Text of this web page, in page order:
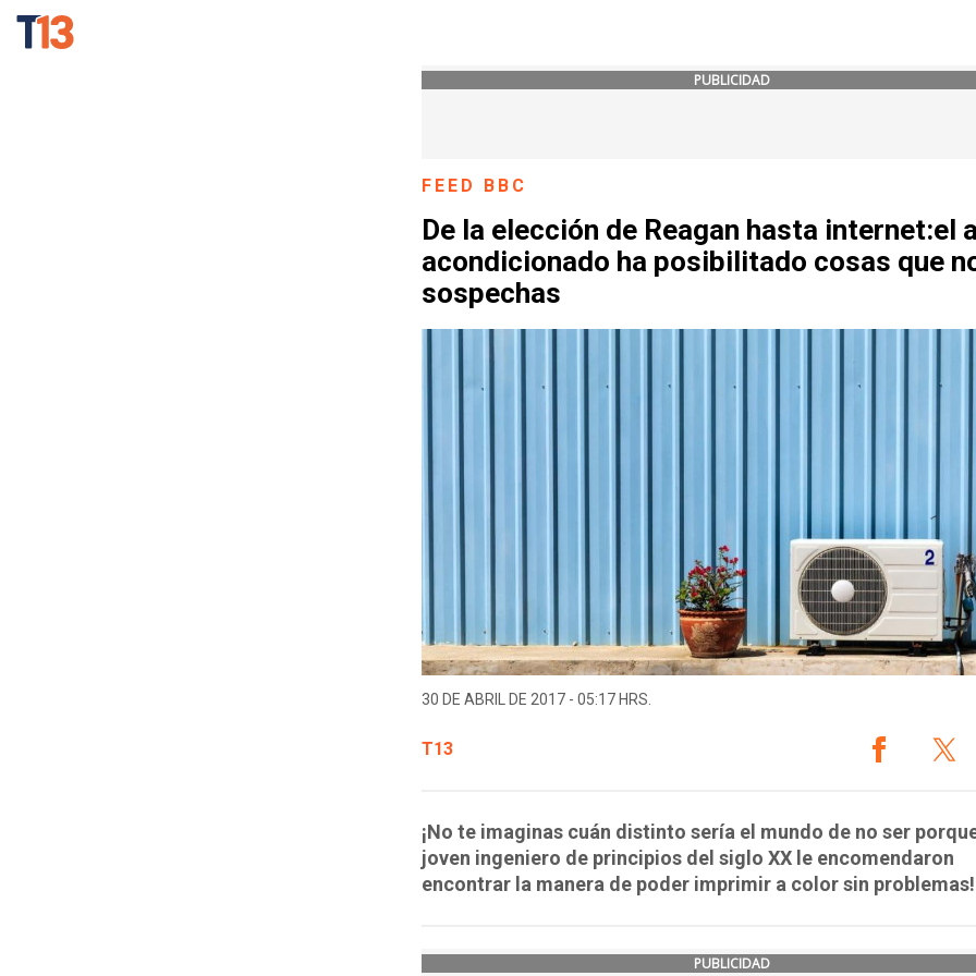
PUBLICIDAD
FEED BBC
De la elección de Reagan hasta internet:el
acondicionado ha posibilitado cosas que
sospechas
30 DE ABRIL DE 2017 - 05:17 HRS.
T13
¡No te imaginas cuán distinto sería el mundo de no ser
joven ingeniero de principios del siglo XX le encomendaron
encontrar la manera de poder imprimir a color sin problemas!
PUBLICIDAD